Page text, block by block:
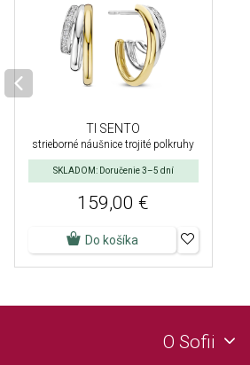
TI SENTO
strieborné náušnice trojité polkruhy
SKLADOM: Doručenie 3–5 dní
159,00 €
Do košíka
O Sofii